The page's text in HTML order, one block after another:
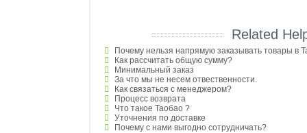
Related
Почему нельзя напрямую заказывать товары в
Как рассчитать общую сумму?
Минимальный заказ
За что мы не несем отвественности.
Как связаться с менеджером?
Процесс возврата
Что такое Таобао ?
Уточнения по доставке
Почему с нами выгодно сотрудничать?